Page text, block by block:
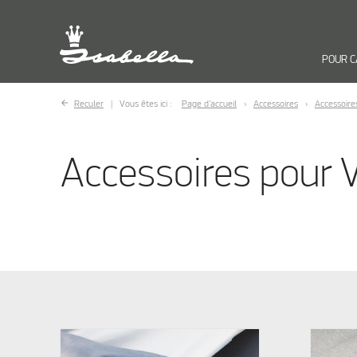
POUR
Reculer Vous êtes ici : Page d’accueil Accessoires
Accessoires pour